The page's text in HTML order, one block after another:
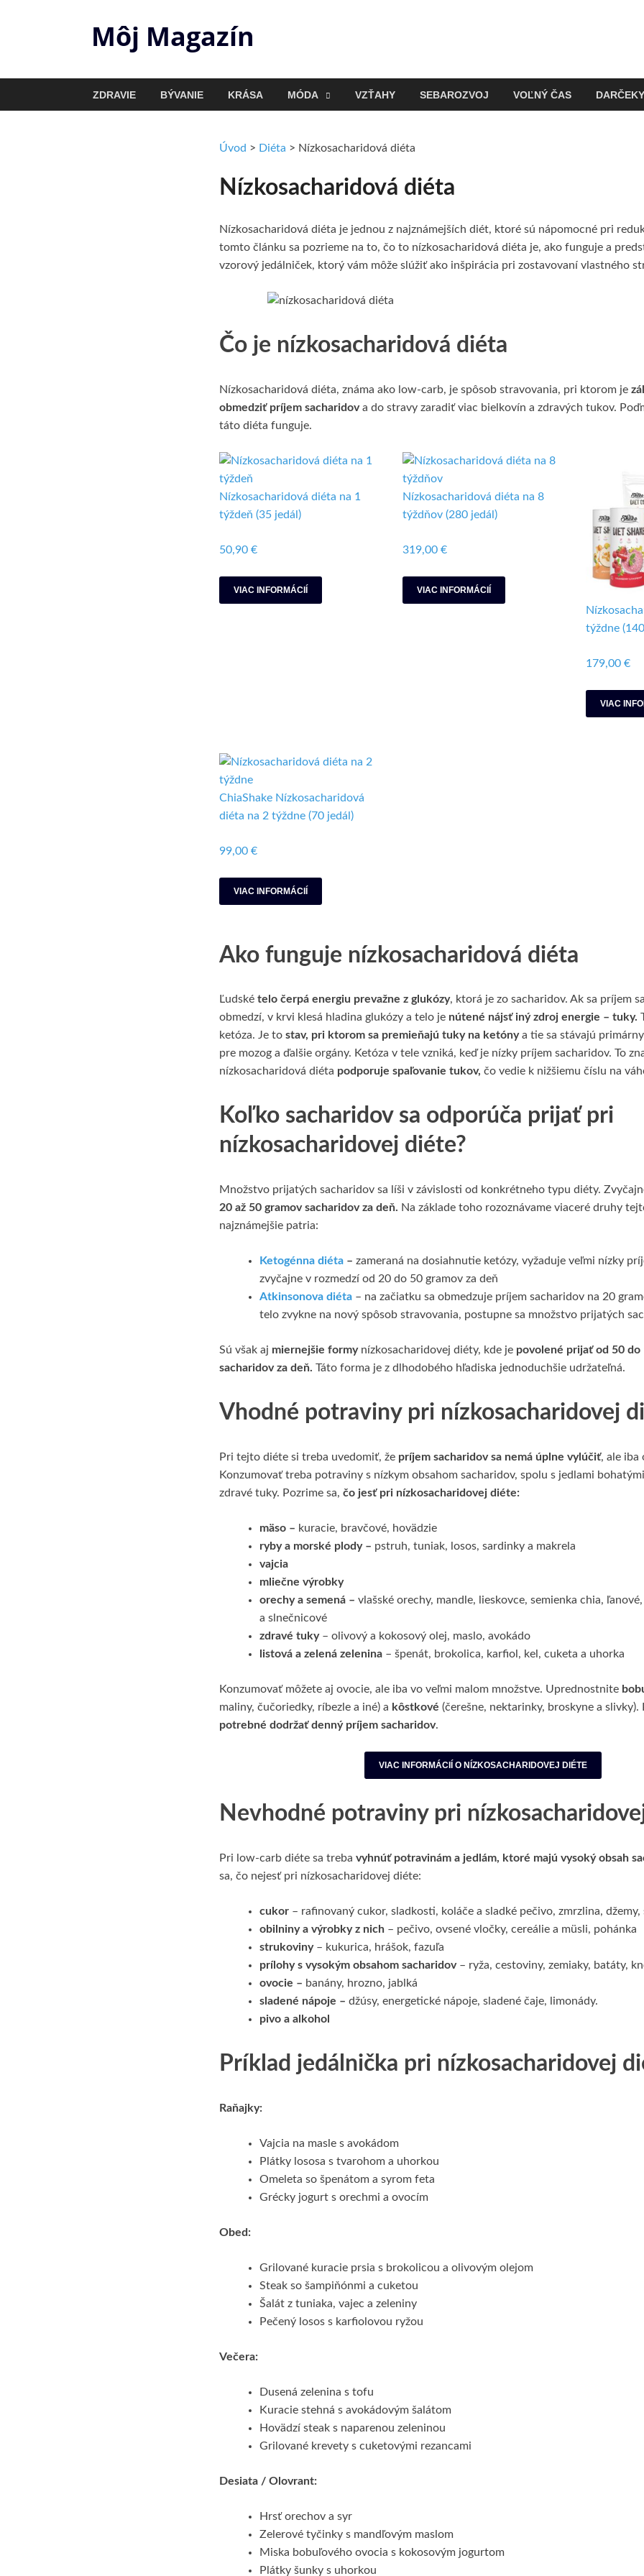
Môj Magazín
ZDRAVIE BÝVANIE KRÁSA MÓDA VZŤAHY SEBAROZVOJ VOĽNÝ ČAS DARČEKY
Úvod > Diéta > Nízkosacharidová diéta
Nízkosacharidová diéta
Nízkosacharidová diéta je jednou z najznámejších diét, ktoré sú nápomocné pri
tomto článku sa pozrieme na to, čo to nízkosacharidová diéta je, ako funguje a
vzorový jedálniček, ktorý vám môže slúžiť ako inšpirácia pri zostavovaní vlastného
Čo je nízkosacharidová diéta
Nízkosacharidová diéta, známa ako low-carb, je spôsob stravovania, pri ktorom je
obmedziť príjem sacharidova do stravy zaradiť viac bielkovín a zdravých tukov.
táto diéta funguje.
Nízkosacharidová diéta na 1
týždeň (35 jedál)
50,90 €
VIAC INFORMÁCIÍ
Nízkosacharidová diéta na 8
týždňov (280 jedál)
319,00 €
VIAC INFORMÁCIÍ
týždne
179,00 €
VIAC
ChiaShake Nízkosacharidová
diéta na 2 týždne (70 jedál)
99,00 €
VIAC INFORMÁCIÍ
Ako funguje nízkosacharidová diéta
Ľudské telo čerpá energiu prevažne z glukózy, ktorá je zo sacharidov. Ak sa príjem
obmedzí, v krvi klesá hladina glukózy a telo je nútené nájsť iný zdroj energie – tuky.
ketóza. Je to stav, pri ktorom sa premieňajú tuky na ketónya tie sa stávajú
pre mozog a ďalšie orgány. Ketóza v tele vzniká, keď je nízky príjem sacharidov. To
nízkosacharidová diéta podporuje spaľovanie tukov, čo vedie k nižšiemu číslu na
Koľko sacharidov sa odporúča prijať pri
nízkosacharidovej diéte?
Množstvo prijatých sacharidov sa líši v závislosti od konkrétneho typu diéty.
20 až 50 gramov sacharidov za deň. Na základe toho rozoznávame viaceré druhy
najznámejšie patria:
Ketogénna diéta– zameraná na dosiahnutie ketózy, vyžaduje veľmi nízky
zvyčajne v rozmedzí od 20 do 50 gramov za deň
Atkinsonova diéta– na začiatku sa obmedzuje príjem sacharidov na 20
telo zvykne na nový spôsob stravovania, postupne sa množstvo prijatých
Sú však aj miernejšie formynízkosacharidovej diéty, kde jepovolené prijať od 50 do
sacharidov za deň. Táto forma je z dlhodobého hľadiska jednoduchšie udržateľná.
Vhodné potraviny pri nízkosacharidovej
Pri tejto diéte si treba uvedomiť, že príjem sacharidov sa nemá úplne vylúčiť, ale iba
Konzumovať treba potraviny s nízkym obsahom sacharidov, spolu s jedlami
zdravé tuky. Pozrime sa, čo jesť pri nízkosacharidovej diéte:
mäso – kuracie, bravčové, hovädzie
ryby a morské plody – pstruh, tuniak, losos, sardinky a makrela
vajcia
mliečne výrobky
orechy a semená – vlašské orechy, mandle, lieskovce, semienka chia,
a slnečnicové
zdravé tuky– olivový a kokosový olej, maslo, avokádo
listová a zelená zelenina– špenát, brokolica, karfiol, kel, cuketa a uhorka
Konzumovať môžete aj ovocie, ale iba vo veľmi malom množstve. Uprednostnite
maliny, čučoriedky, ríbezle a iné) a kôstkové (čerešne, nektarinky, broskyne a slivky).
potrebné dodržať denný príjem sacharidov.
VIAC INFORMÁCIÍ O NÍZKOSACHARIDOVEJ DIÉTE
Nevhodné potraviny pri
Pri low-carb diéte sa treba vyhnúť potravinám a jedlám, ktoré majú vysoký obsah
sa, čo nejesť pri nízkosacharidovej diéte:
cukor – rafinovaný cukor, sladkosti, koláče a sladké pečivo, zmrzlina, džemy,
obilniny a výrobky z nich– pečivo, ovsené vločky, cereálie a müsli, pohánka
strukoviny– kukurica, hrášok, fazuľa
prílohy s vysokým obsahom sacharidov– ryža, cestoviny, zemiaky, batáty,
ovocie – banány, hrozno, jablká
sladené nápoje – džúsy, energetické nápoje, sladené čaje, limonády.
pivo a alkohol
Príklad jedálnička pri nízkosacharidovej
Raňajky:
Vajcia na masle s avokádom
Plátky lososa s tvarohom a uhorkou
Omeleta so špenátom a syrom feta
Grécky jogurt s orechmi a ovocím
Obed:
Grilované kuracie prsia s brokolicou a olivovým olejom
Steak so šampiňónmi a cuketou
Šalát z tuniaka, vajec a zeleniny
Pečený losos s karfiolovou ryžou
Večera:
Dusená zelenina s tofu
Kuracie stehná s avokádovým šalátom
Hovädzí steak s naparenou zeleninou
Grilované krevety s cuketovými rezancami
Desiata / Olovrant:
Hrsť orechov a syr
Zelerové tyčinky s mandľovým maslom
Miska bobuľového ovocia s kokosovým jogurtom
Plátky šunky s uhorkou